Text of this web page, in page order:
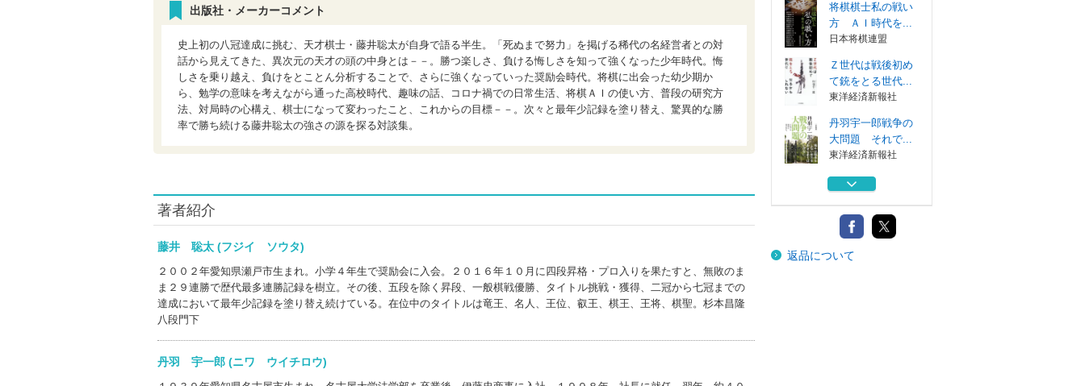
出版社・メーカーコメント
史上初の八冠達成に挑む、天才棋士・藤井聡太が自身で語る半生。「死ぬまで努力」を掲げる稀代の名経営者との対
話から見えてきた、異次元の天才の頭の中身とは－－。勝つ楽しさ、負ける悔しさを知って強くなった少年時代。悔
しさを乗り越え、負けをとことん分析することで、さらに強くなっていった奨励会時代。将棋に出会った幼少期か
ら、勉学の意味を考えながら通った高校時代、趣味の話、コロナ禍での日常生活、将棋ＡＩの使い方、普段の研究方
法、対局時の心構え、棋士になって変わったこと、これからの目標－－。次々と最年少記録を塗り替え、驚異的な勝
率で勝ち続ける藤井聡太の強さの源を探る対談集。
著者紹介
藤井 聡太 (フジイ ソウタ)
２００２年愛知県瀬戸市生まれ。小学４年生で奨励会に入会。２０１６年１０月に四段昇格・プロ入りを果たすと、無敗のま
ま２９連勝で歴代最多連勝記録を樹立。その後、五段を除く昇段、一般棋戦優勝、タイトル挑戦・獲得、二冠から七冠までの
達成において最年少記録を塗り替え続けている。在位中のタイトルは竜王、名人、王位、叡王、棋王、王将、棋聖。杉本昌隆
八段門下
丹羽 宇一郎 (ニワ ウイチロウ)
将棋棋士私の戦い
方 ＡＩ時代を...
日本将棋連盟
Ｚ世代は戦後初め
て銃をとる世代...
東洋経済新報社
丹羽宇一郎戦争の
大問題 それで...
東洋経済新報社
藤井聡太ものがた
世界文化ワンダ...
老いた今だから
講談社
返品について